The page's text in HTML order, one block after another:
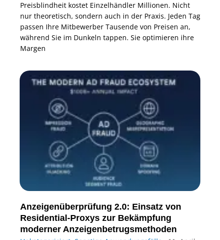
Preisblindheit kostet Einzelhändler Millionen. Nicht
nur theoretisch, sondern auch in der Praxis. Jeden Tag
passen Ihre Mitbewerber Tausende von Preisen an,
während Sie im Dunkeln tappen. Sie optimieren ihre
Margen
Anzeigenüberprüfung 2.0: Einsatz von
Residential-Proxys zur Bekämpfung
moderner Anzeigenbetrugsmethoden